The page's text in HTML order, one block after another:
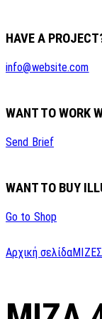
HAVE A
info@website.com
WANT TO WORK
Send Brief
WANT TO BUY
Go to Shop
Αρχική σελίδαΜΙΖΕΣ